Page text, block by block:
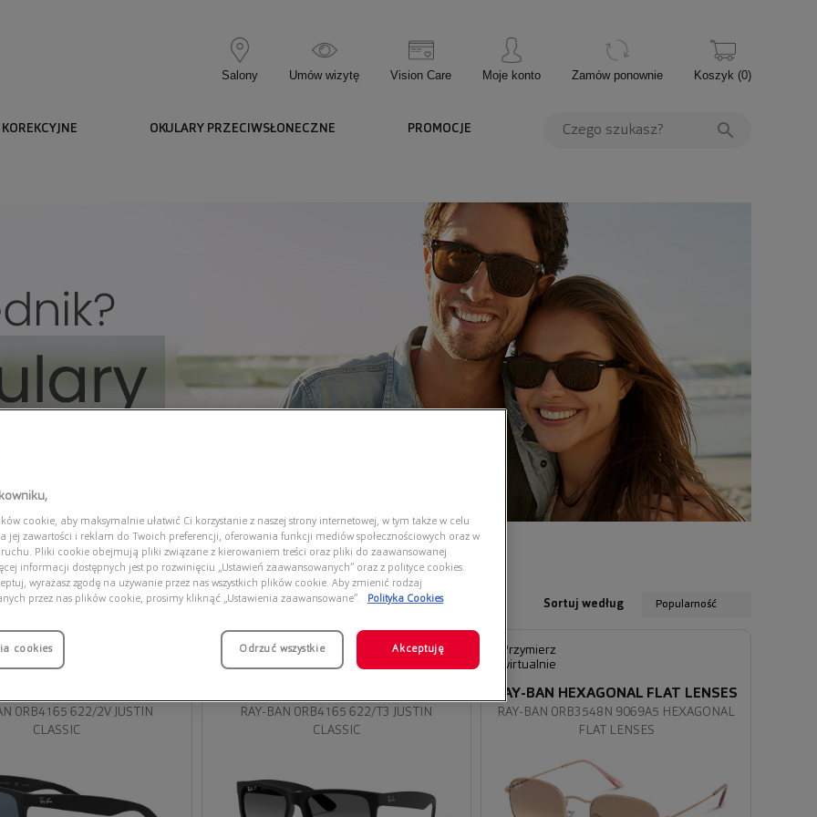
Salony Umów wizytę Vision Care Moje konto Zamów ponownie Koszyk (0)
OKULARY PRZECIWSŁONECZNE PROMOCJE
Sortuj według Popularność
0RB4165 622/2V JUSTIN
CLASSIC
Przymierz
wirtualnie
RAY-BAN 0RB4165 622/T3 JUSTIN
CLASSIC
Przymierz
wirtualnie
RAY-BAN 0RB3548N 9069A5 HEXAGONAL
FLAT LENSES
RAY-BAN HEXAGONAL FLAT LENSES
cookie, aby maksymalnie ułatwić Ci korzystanie z naszej strony internetowej, w tym także w celu
jej zawartości i reklam do Twoich preferencji, oferowania funkcji mediów społecznościowych oraz w
Pliki cookie obejmują pliki związane z kierowaniem treści oraz pliki do zaawansowanej
informacji dostępnych jest po rozwinięciu „Ustawień zaawansowanych” oraz z polityce cookies.
wyrażasz zgodę na używanie przez nas wszystkich plików cookie. Aby zmienić rodzaj
przez nas plików cookie, prosimy kliknąć „Ustawienia zaawansowane”.
Polityka Cookies
cookies Odrzuć wszystkie Akceptuję